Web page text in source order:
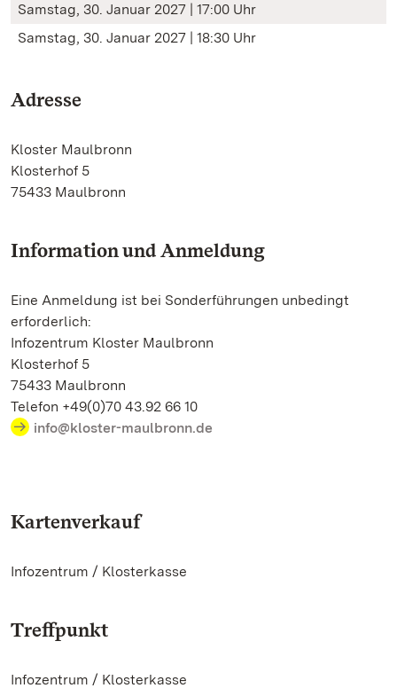
Samstag, 30. Januar 2027 | 17:00 Uhr
Samstag, 30. Januar 2027 | 18:30 Uhr
Adresse
Kloster Maulbronn
Klosterhof 5
75433 Maulbronn
Information und Anmeldung
Eine Anmeldung ist bei Sonderführungen unbedingt
erforderlich:
Infozentrum Kloster Maulbronn
Klosterhof 5
75433 Maulbronn
Telefon +49(0)70 43.92 66 10
info@kloster-maulbronn.de
Kartenverkauf
Infozentrum / Klosterkasse
Treffpunkt
Infozentrum / Klosterkasse